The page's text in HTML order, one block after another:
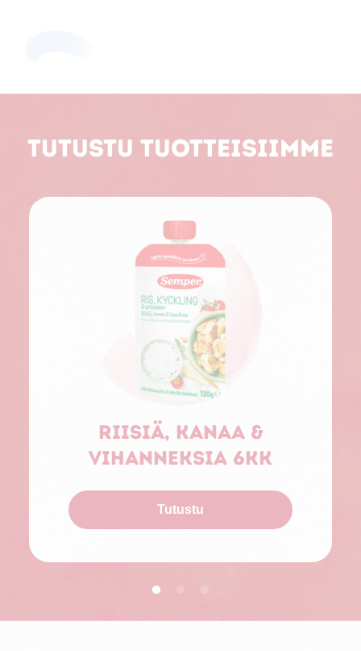
Tutustu tuotteisiimme
Riisiä, kanaa &
vihanneksia 6kk
Tutustu